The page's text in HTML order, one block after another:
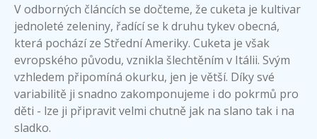
V odborných článcích se dočteme, že cuketa je kultivar
jednoleté zeleniny, řadící se k druhu tykev obecná,
která pochází ze Střední Ameriky. Cuketa je však
evropského původu, vznikla šlechtěním v Itálii. Svým
vzhledem připomíná okurku, jen je větší. Díky své
variabilitě ji snadno zakomponujeme i do pokrmů pro
děti - lze ji připravit velmi chutně jak na slano tak i na
sladko.